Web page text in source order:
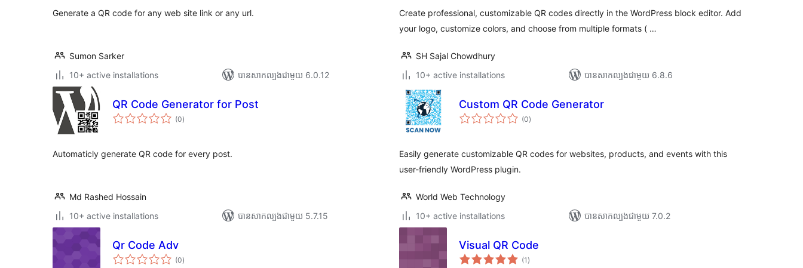
Generate a QR code for any web site link or any url.
Sumon Sarker
10+ active installations
បាន​សាកល្បង​ជាមួយ 6.0.12
សរុប
Create professional, customizable QR codes directly in the WordPress block editor. Add
your logo, customize colors, and choose from multiple formats ( …
SH Sajal Chowdhury
10+ active installations
បាន​សាកល្បង​ជាមួយ 6.8.6
QR Code Generator for Post
(0ការ
វាយ
)
Automaticly generate QR code for every post.
Md Rashed Hossain
10+ active installations
បាន​សាកល្បង​ជាមួយ 5.7.15
Custom QR Code Generator
(0ការ
វាយ
)
Easily generate customizable QR codes for websites, products, and events with this
user-friendly WordPress plugin.
World Web Technology
10+ active installations
បាន​សាកល្បង​ជាមួយ 7.0.2
Qr Code Adv
(0ការ
វាយ
)
Visual QR Code
(1 ការ
វាយ
)